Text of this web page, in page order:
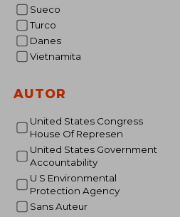
Sueco
Turco
Danes
Vietnamita
AUTOR
United States Congress
House Of Represen
United States Government
Accountability
U S Environmental
Protection Agency
Sans Auteur